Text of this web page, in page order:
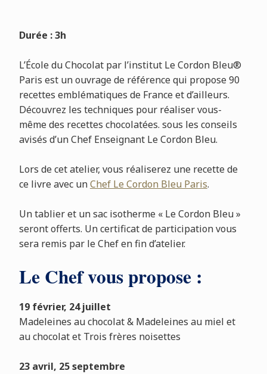
Durée : 3h
L’École du Chocolat par l’institut Le Cordon Bleu®
Paris est un ouvrage de référence qui propose 90
recettes emblématiques de France et d’ailleurs.
Découvrez les techniques pour réaliser vous-
même des recettes chocolatées. sous les conseils
avisés d’un Chef Enseignant Le Cordon Bleu.
Lors de cet atelier, vous réaliserez une recette de
ce livre avec unChef Le Cordon Bleu Paris.
Un tablier et un sac isotherme « Le Cordon Bleu »
seront offerts. Un certificat de participation vous
sera remis par le Chef en fin d’atelier.
Le Chef vous propose :
19 février, 24 juillet
Madeleines au chocolat & Madeleines au miel et
au chocolat et Trois frères noisettes
23 avril, 25 septembre